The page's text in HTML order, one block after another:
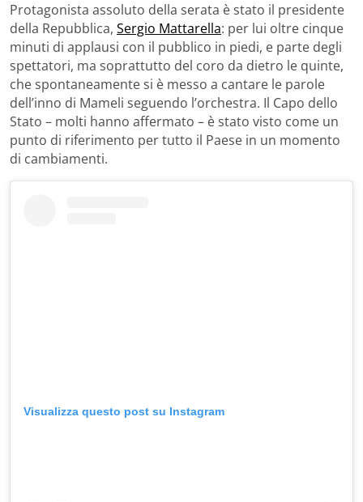
Protagonista assoluto della serata è stato il presidente
della Repubblica, Sergio Mattarella: per lui oltre cinque
minuti di applausi con il pubblico in piedi, e parte degli
spettatori, ma soprattutto del coro da dietro le quinte,
che spontaneamente si è messo a cantare le parole
dell’inno di Mameli seguendo l’orchestra. Il Capo dello
Stato – molti hanno affermato – è stato visto come un
punto di riferimento per tutto il Paese in un momento
di cambiamenti.
Visualizza questo post su Instagram